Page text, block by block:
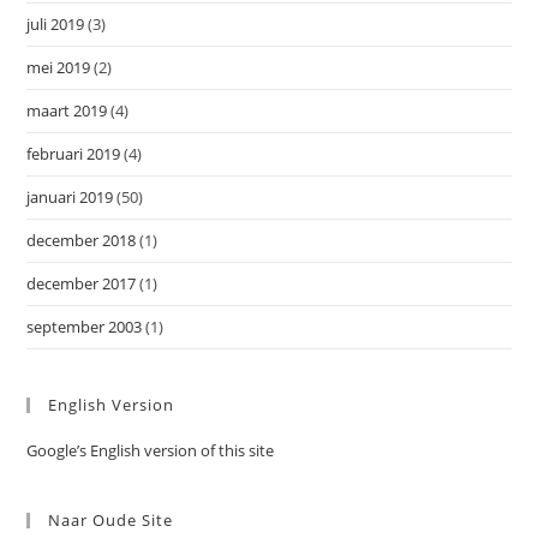
juli 2019(3)
mei 2019(2)
maart 2019(4)
februari 2019(4)
januari 2019(50)
december 2018(1)
december 2017(1)
september 2003(1)
English Version
Google’s English version of this site
Naar Oude Site